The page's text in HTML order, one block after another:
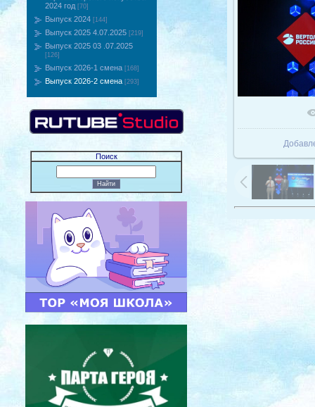
2024 год [70]
Выпуск 2024 [144]
Выпуск 2025 4.07.2025 [219]
Выпуск 2025 03 .07.2025
[126]
Выпуск 2026-1 смена [168]
Выпуск 2026-2 смена [293]
Поиск
В